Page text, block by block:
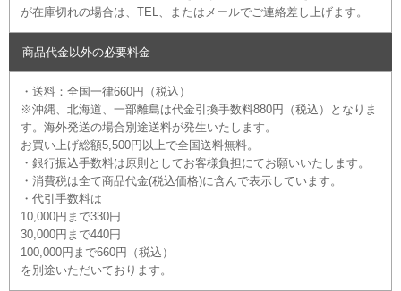
が在庫切れの場合は、TEL、またはメールでご連絡差し上げます。
商品代金以外の必要料金
・送料：全国一律660円（税込）
※沖縄、北海道、一部離島は代金引換手数料880円（税込）となりま
す。海外発送の場合別途送料が発生いたします。
お買い上げ総額5,500円以上で全国送料無料。
・銀行振込手数料は原則としてお客様負担にてお願いいたします。
・消費税は全て商品代金(税込価格)に含んで表示しています。
・代引手数料は
10,000円まで330円
30,000円まで440円
100,000円まで660円（税込）
を別途いただいております。